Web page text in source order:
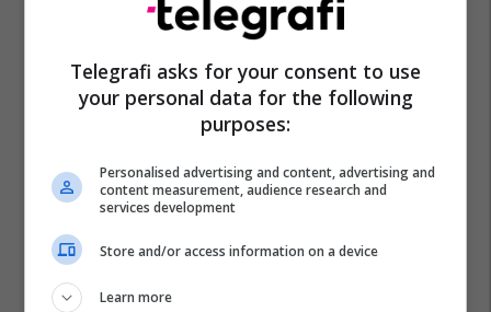
Telegrafi asks for your consent to use
your personal data for the following
purposes:
Personalised advertising and content, advertising and
content measurement, audience research and
services development
Store and/or access information on a device
Learn more